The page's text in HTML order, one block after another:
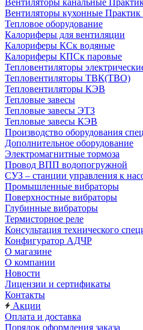
Вентиляторы канальные
Вентиляторы кухонные
Тепловое оборудование
Калориферы для вентиляции
Калориферы КСк водяные
Калориферы КПСк паровые
Тепловентиляторы
Тепловентиляторы ТВК(ТВО)
Тепловентиляторы КЭВ
Тепловые завесы
Тепловые завесы ЭТЗ
Тепловые завесы КЭВ
Производство оборудования
Дополнительное оборудование
Электромагнитные тормоза
Провод ВПП водопогружной
СУЗ – станции управления к
Промышленные вибраторы
Поверхностные вибраторы
Глубинные вибраторы
Термисторное реле
Консультация технического
Конфигуратор АДЧР
О магазине
О компании
Новости
Лицензии и сертификаты
Контакты
Акции
Оплата и доставка
Порядок оформления заказа